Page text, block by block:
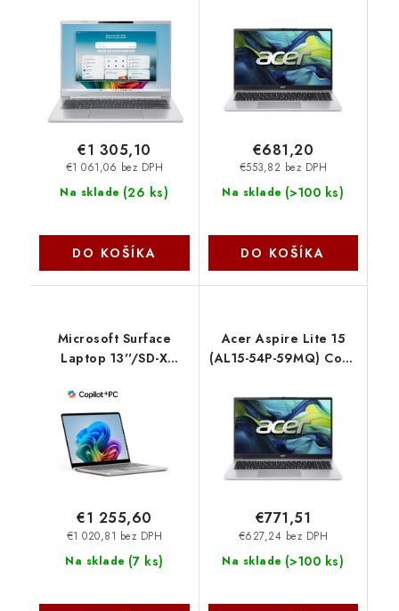
SSD/14"
WUXGA/Win11
Home/stříbrná
NX.JYHEC.004
Na sklade (26 ks)
€1 061,06 bez DPH
€1 305,10
DO KOŠÍKA
115U/16GB/512GB
SSD/15.6" FHD
IPS/ESHELL Silver
NX.DTHEC.001
Na sklade (>100 ks)
€553,82 bez DPH
€681,20
DO KOŠÍKA
Microsoft Surface
Laptop 13''/SD-X
EP2-36985
Na sklade (7 ks)
€1 020,81 bez DPH
€1 255,60
Acer Aspire Lite 15
(AL15-54P-59MQ) Core
115U/16GB/512GB
SSD/15.6" FHD
IPS/Win 11 Home
stříbrný NX.DR9EC.006
Na sklade (>100 ks)
€627,24 bez DPH
€771,51